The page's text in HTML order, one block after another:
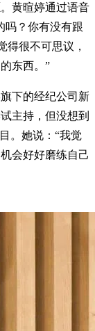
黄暄婷通过语音
吗？你有没有跟
得很不可思议，
东西。”
下的经纪公司新
主持，但没想到
。她说：“我觉
会好好磨练自己